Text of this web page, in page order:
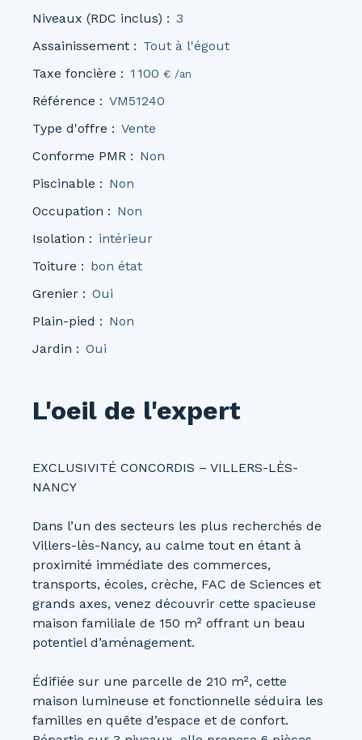
Niveaux (RDC inclus) : 3
Assainissement : Tout à l'égout
Taxe foncière : 1 100 € /an
Référence : VM51240
Type d'offre : Vente
Conforme PMR : Non
Piscinable : Non
Occupation : Non
Isolation : intérieur
Toiture : bon état
Grenier : Oui
Plain-pied : Non
Jardin : Oui
L'oeil de l'expert
EXCLUSIVITÉ CONCORDIS – VILLERS-LÈS-
NANCY
Dans l’un des secteurs les plus recherchés de
Villers-lès-Nancy, au calme tout en étant à
proximité immédiate des commerces,
transports, écoles, crèche, FAC de Sciences et
grands axes, venez découvrir cette spacieuse
maison familiale de 150 m² offrant un beau
potentiel d’aménagement.
Édifiée sur une parcelle de 210 m², cette
maison lumineuse et fonctionnelle séduira les
familles en quête d’espace et de confort.